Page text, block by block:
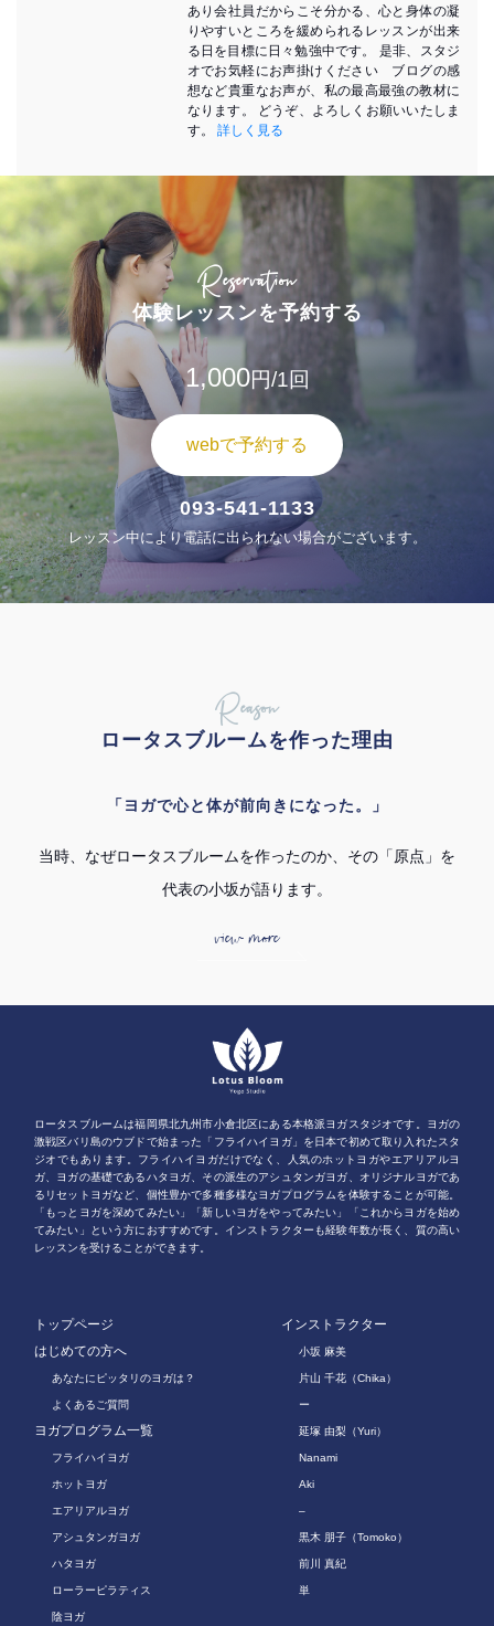
あり会社員だからこそ分かる、心と身体の凝
りやすいところを緩められるレッスンが出来
る日を目標に日々勉強中です。 是非、スタジ
オでお気軽にお声掛けください ブログの感
想など貴重なお声が、私の最高最強の教材に
なります。 どうぞ、よろしくお願いいたしま
す。 詳しく見る
Reservation
体験レッスンを予約する
1,000円/1回
webで予約する
093-541-1133
レッスン中により電話に出られない場合がございます。
Reason
ロータスブルームを作った理由
「ヨガで心と体が前向きになった。」
当時、なぜロータスブルームを作ったのか、その「原点」を
代表の小坂が語ります。
view more
ロータスブルームは福岡県北九州市小倉北区にある本格派ヨガスタジオです。ヨガの
激戦区バリ島のウブドで始まった「フライハイヨガ」を日本で初めて取り入れたスタ
ジオでもあります。フライハイヨガだけでなく、人気のホットヨガやエアリアルヨ
ガ、ヨガの基礎であるハタヨガ、その派生のアシュタンガヨガ、オリジナルヨガであ
るリセットヨガなど、個性豊かで多種多様なヨガプログラムを体験することが可能。
「もっとヨガを深めてみたい」「新しいヨガをやってみたい」「これからヨガを始め
てみたい」という方におすすめです。インストラクターも経験年数が長く、質の高い
レッスンを受けることができます。
トップページ
はじめての方へ
あなたにピッタリのヨガは？
よくあるご質問
ヨガプログラム一覧
フライハイヨガ
ホットヨガ
エアリアルヨガ
アシュタンガヨガ
ハタヨガ
ローラーピラティス
陰ヨガ
インストラクター
小坂 麻美
片山 千花（Chika）
ー
延塚 由梨（Yuri）
Nanami
Aki
–
黒木 朋子（Tomoko）
前川 真紀
単